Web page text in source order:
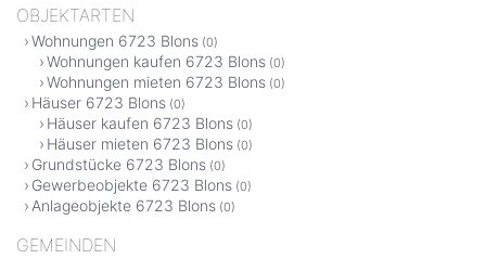
OBJEKTARTEN
Wohnungen 6723 Blons (0)
Wohnungen kaufen 6723 Blons (0)
Wohnungen mieten 6723 Blons (0)
Häuser 6723 Blons (0)
Häuser kaufen 6723 Blons (0)
Häuser mieten 6723 Blons (0)
Grundstücke 6723 Blons (0)
Gewerbeobjekte 6723 Blons (0)
Anlageobjekte 6723 Blons (0)
GEMEINDEN